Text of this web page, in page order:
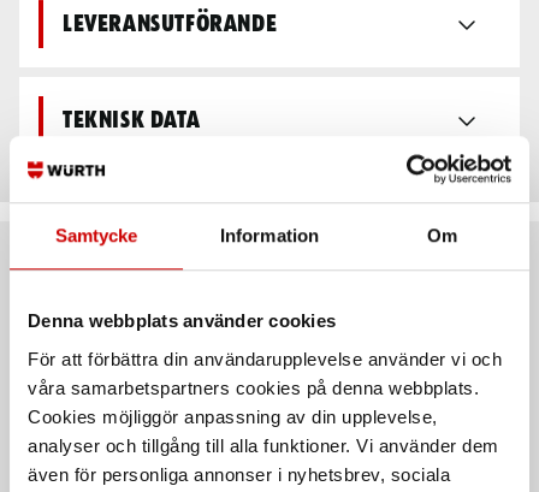
Samtycke Information Om
Denna webbplats använder cookies
För att förbättra din användarupplevelse använder vi och
våra samarbetspartners cookies på denna webbplats.
Cookies möjliggör anpassning av din upplevelse,
analyser och tillgång till alla funktioner. Vi använder dem
även för personliga annonser i nyhetsbrev, sociala
Leveransutförande
Teknisk data
Rekommenderat baserat på vald produkt